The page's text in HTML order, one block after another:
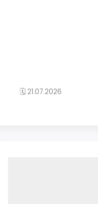
🗓 21.07.2026